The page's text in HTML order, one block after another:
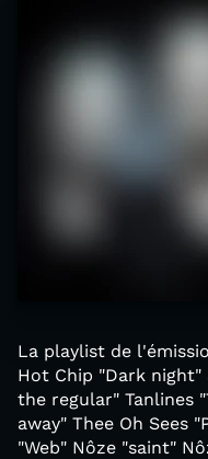
La playlist de
Hot Chip "Dark
the regular" Tanlines
away" Thee Oh Sees
"Web" Nôze "saint"